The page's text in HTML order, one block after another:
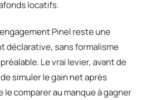
locatifs.
Pinel reste une
déclarative, sans formalisme
Le vrai levier, avant de
simuler le gain net après
comparer au manque à gagner